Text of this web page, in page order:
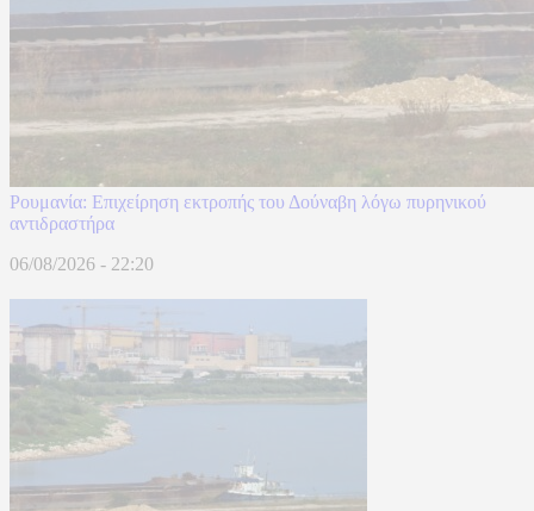
Ρουμανία: Επιχείρηση εκτροπής του Δούναβη λόγω πυρηνικού
αντιδραστήρα
06/08/2026 - 22:20